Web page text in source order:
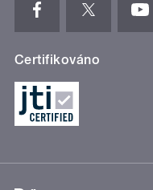
Certifikováno